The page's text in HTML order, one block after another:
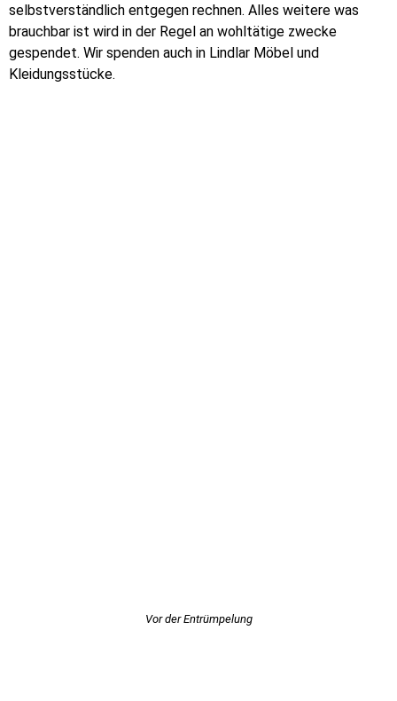
selbstverständlich entgegen rechnen. Alles weitere was
brauchbar ist wird in der Regel an wohltätige zwecke
gespendet. Wir spenden auch in Lindlar Möbel und
Kleidungsstücke.
Vor der Entrümpelung